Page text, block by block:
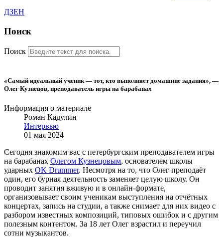
ДЗЕН
Поиск
Поиск
«Cамый идеальный ученик — тот, кто выполняет домашние задания», —
Олег Кузнецов, преподаватель игры на барабанах
Информация о материале
Роман Кадулин
Интервью
01 мая 2024
Сегодня знакомим вас с петербургским преподавателем игры
на барабанах Олегом Кузнецовым, основателем школы
ударных OK Drummer. Несмотря на то, что Олег преподаёт
один, его бурная деятельность заменяет целую школу. Он
проводит занятия вживую и в онлайн-формате,
организовывает своим ученикам выступления на отчётных
концертах, запись на студии, а также снимает для них видео с
разбором известных композиций, типовых ошибок и с другим
полезным контентом. За 18 лет Олег взрастил и переучил
сотни музыкантов.